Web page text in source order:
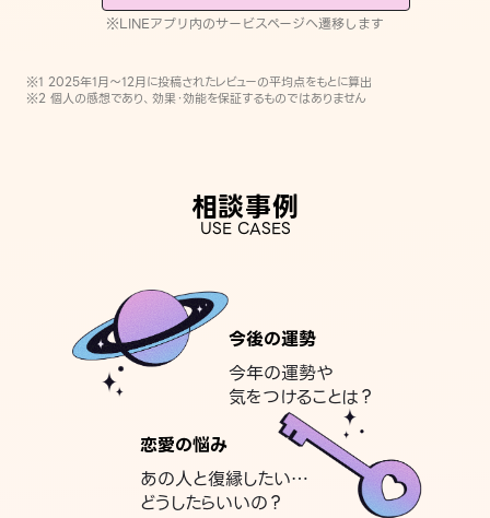
※LINEアプリ内のサービスページへ遷移します
※1 2025年1月〜12月に投稿されたレビューの平均点をもとに算出
※2 個人の感想であり、効果・効能を保証するものではありません
相談事例
USE CASES
今後の運勢
今年の運勢や
気をつけることは？
恋愛の悩み
あの人と復縁したい…
どうしたらいいの？